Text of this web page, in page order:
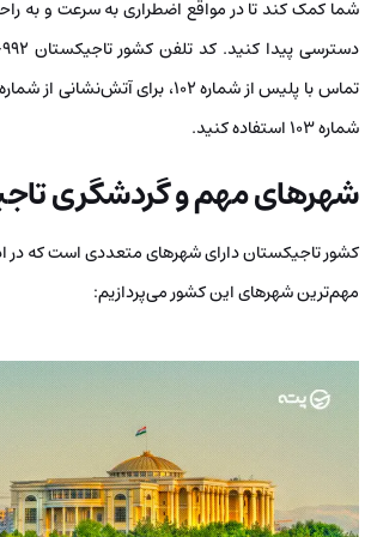
شما کمک کند تا در مواقع اضطراری به سرعت و به
شماره ۱۰۳ استفاده کنید.
شهرهای مهم و گردشگری
کشور تاجیکستان دارای شهرهای متعددی است که در
مهم‌ترین شهرهای این کشور می‌پردازیم: